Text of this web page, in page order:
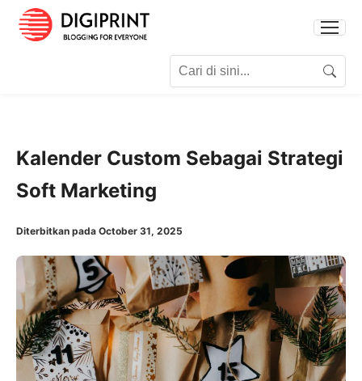
Search
Kalender Custom Sebagai Strategi
Soft Marketing
Diterbitkan pada October 31, 2025